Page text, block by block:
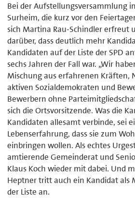
Bei der Aufstellungsversammlung
Surheim, die kurz vor den
sich Martina Rau-Schindler erfreut
darüber, dass deutlich mehr
Kandidaten auf der Liste der SPD
sechs Jahren der Fall war. „Wir
Mischung aus erfahrenen Kräften,
aktiven Sozialdemokraten und
Bewerbern ohne
sich die Ortsvorsitzende. Was die
Kandidaten allesamt verbinde, sei
Lebenserfahrung, dass sie zum
einbringen wollen. Als echtes
amtierende Gemeinderat und
Klaus Koch wieder mit dabei. Und
Heptner tritt auch ein Kandidat als
der Liste an.